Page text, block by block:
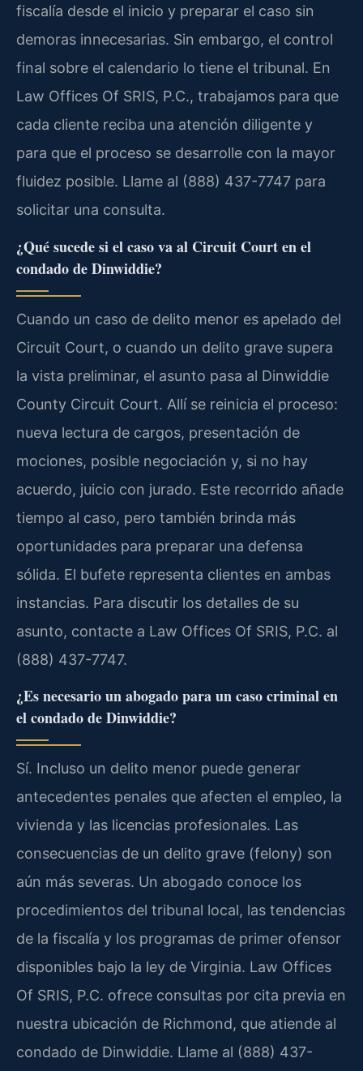
fiscalía desde el inicio y preparar el caso sin
demoras innecesarias. Sin embargo, el control
final sobre el calendario lo tiene el tribunal. En
Law Offices Of SRIS, P.C., trabajamos para que
cada cliente reciba una atención diligente y
para que el proceso se desarrolle con la mayor
fluidez posible. Llame al (888) 437-7747 para
solicitar una consulta.
¿Qué sucede si el caso va al Circuit Court en el
condado de Dinwiddie?
Cuando un caso de delito menor es apelado del
Circuit Court, o cuando un delito grave supera
la vista preliminar, el asunto pasa al Dinwiddie
County Circuit Court. Allí se reinicia el proceso:
nueva lectura de cargos, presentación de
mociones, posible negociación y, si no hay
acuerdo, juicio con jurado. Este recorrido añade
tiempo al caso, pero también brinda más
oportunidades para preparar una defensa
sólida. El bufete representa clientes en ambas
instancias. Para discutir los detalles de su
asunto, contacte a Law Offices Of SRIS, P.C. al
(888) 437-7747.
¿Es necesario un abogado para un caso criminal en
el condado de Dinwiddie?
Sí. Incluso un delito menor puede generar
antecedentes penales que afecten el empleo, la
vivienda y las licencias profesionales. Las
consecuencias de un delito grave (felony) son
aún más severas. Un abogado conoce los
procedimientos del tribunal local, las tendencias
de la fiscalía y los programas de primer ofensor
disponibles bajo la ley de Virginia. Law Offices
Of SRIS, P.C. ofrece consultas por cita previa en
nuestra ubicación de Richmond, que atiende al
condado de Dinwiddie. Llame al (888) 437-